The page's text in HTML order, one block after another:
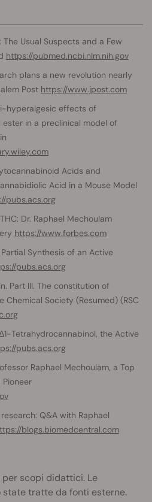
Usual Suspects and a Few
https://pubmed.ncbi.nlm.nih.gov
plans a new revolution nearly
Post https://www.jpost.com
hyperalgesic effects of
in a preclinical model of
Acids and
Acid in a Mouse Model
pubs.acs.org
Dr. Raphael Mechoulam
https://www.forbes.com
Synthesis of an Active
pubs.acs.org
Part III. The constitution of
Society (Resumed) (RSC
Tetrahydrocannabinol, the Active
pubs.acs.org
Raphael Mechoulam, a Top
Q&A with Raphael
blogs.biomedcentral.com
scopi didattici. Le
state tratte da fonti esterne.